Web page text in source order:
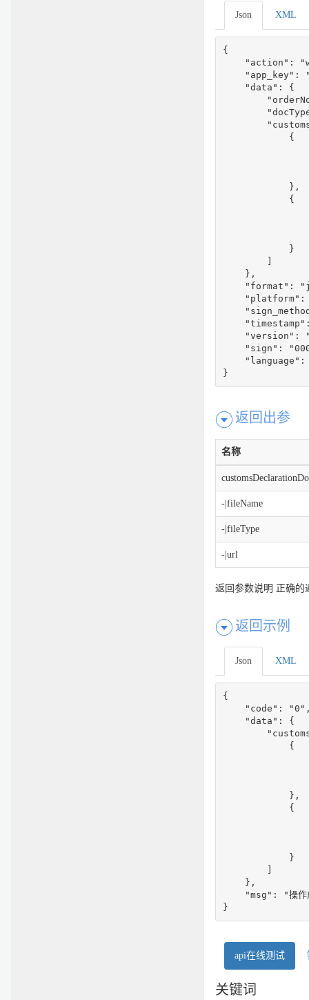
Json XML
{
"action":
"app_key":
    "data": {
            {
            },
            {
            }
    },
"format":
"platform":
"version":
"sign":
"language":
}
返回出参
名称
-|fileName
-|fileType
-|url
返回参数说明 正确的
返回示例
Json XML
{
"code":
    "data": {
            {
            },
            {
            }
    },
"msg": "操作
}
api在线测试
关键词